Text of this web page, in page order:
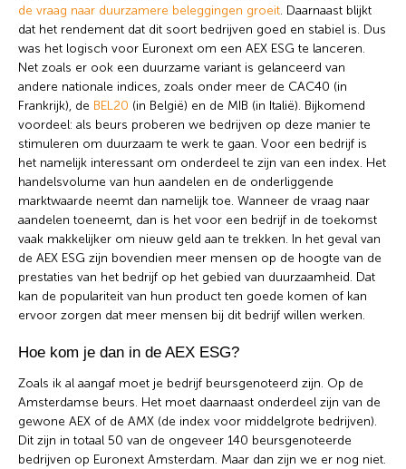
de vraag naar duurzamere beleggingen groeit. Daarnaast blijkt
dat het rendement dat dit soort bedrijven goed en stabiel is. Dus
was het logisch voor Euronext om een AEX ESG te lanceren.
Net zoals er ook een duurzame variant is gelanceerd van
andere nationale indices, zoals onder meer de CAC40 (in
Frankrijk), de BEL20 (in België) en de MIB (in Italië). Bijkomend
voordeel: als beurs proberen we bedrijven op deze manier te
stimuleren om duurzaam te werk te gaan. Voor een bedrijf is
het namelijk interessant om onderdeel te zijn van een index. Het
handelsvolume van hun aandelen en de onderliggende
marktwaarde neemt dan namelijk toe. Wanneer de vraag naar
aandelen toeneemt, dan is het voor een bedrijf in de toekomst
vaak makkelijker om nieuw geld aan te trekken. In het geval van
de AEX ESG zijn bovendien meer mensen op de hoogte van de
prestaties van het bedrijf op het gebied van duurzaamheid. Dat
kan de populariteit van hun product ten goede komen of kan
ervoor zorgen dat meer mensen bij dit bedrijf willen werken.
Hoe kom je dan in de AEX ESG?
Zoals ik al aangaf moet je bedrijf beursgenoteerd zijn. Op de
Amsterdamse beurs. Het moet daarnaast onderdeel zijn van de
gewone AEX of de AMX (de index voor middelgrote bedrijven).
Dit zijn in totaal 50 van de ongeveer 140 beursgenoteerde
bedrijven op Euronext Amsterdam. Maar dan zijn we er nog niet.